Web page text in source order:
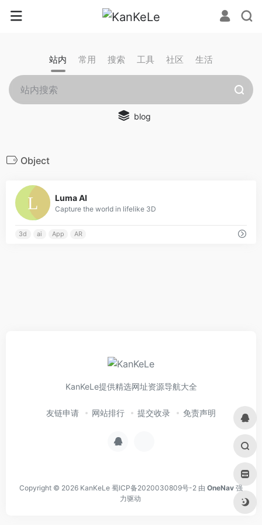
站内 常用 搜索 工具 社区 生活
blog
Object
Luma AI
Capture the world in lifelike 3D
3d ai App AR
KanKeLe提供精选网址资源导航大全
友链申请 网站排行 提交收录 免责声明
Copyright © 2026 KanKeLe 蜀ICP备2020030809号-2 由 OneNav 强
力驱动